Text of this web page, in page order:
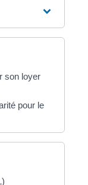
son loyer
pour le